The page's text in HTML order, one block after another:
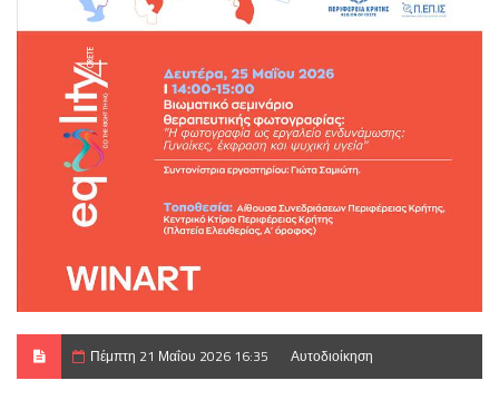
Πέμπτη 21 Μαΐου 2026 16:35 Αυτοδιοίκηση